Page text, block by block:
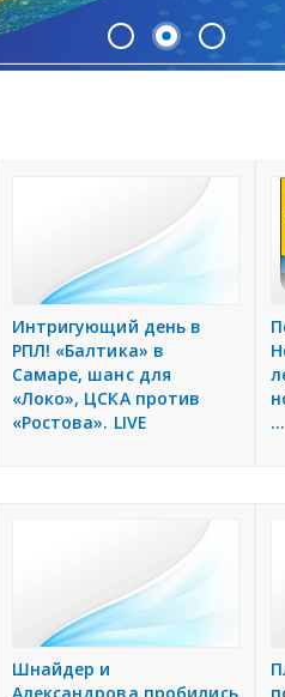
Интригующий день в
РПЛ! «Балтика» в
Самаре, шанс для
«Локо», ЦСКА против
«Ростова». LIVE
...
Шнайдер и